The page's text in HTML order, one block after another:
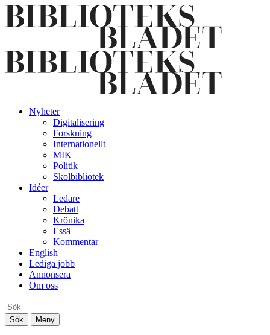
Nyheter
Digitalisering
Forskning
Internationellt
MIK
Politik
Skolbibliotek
Idéer
Ledare
Debatt
Krönika
Essä
Kommentar
English
Lediga jobb
Annonsera
Om oss
Sök Meny